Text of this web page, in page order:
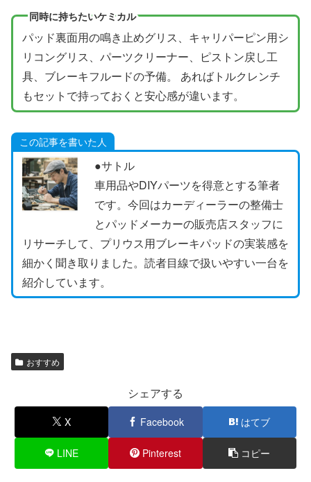
同時に持ちたいケミカル
パッド裏面用の鳴き止めグリス、キャリパーピン用シ
リコングリス、パーツクリーナー、ピストン戻し工
具、ブレーキフルードの予備。 あればトルクレンチ
もセットで持っておくと安心感が違います。
この記事を書いた人
●サトル
車用品やDIYパーツを得意とする筆者
です。今回はカーディーラーの整備士
とパッドメーカーの販売店スタッフに
リサーチして、プリウス用ブレーキパッドの実装感を
細かく聞き取りました。読者目線で扱いやすい一台を
紹介しています。
おすすめ
シェアする
X Facebook はてブ
LINE Pinterest コピー